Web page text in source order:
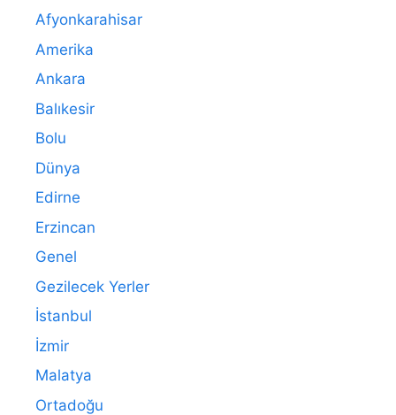
Afyonkarahisar
Amerika
Ankara
Balıkesir
Bolu
Dünya
Edirne
Erzincan
Genel
Gezilecek Yerler
İstanbul
İzmir
Malatya
Ortadoğu